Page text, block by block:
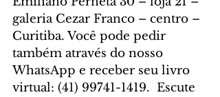
galeria Cezar Franco – centro –
Curitiba. Você pode pedir
também através do nosso
WhatsApp e receber seu livro
virtual: (41) 99741-1419.  Escute